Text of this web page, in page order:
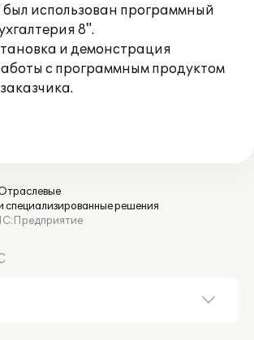
использован программный
8".
и демонстрация
с программным продуктом
специализированные решения